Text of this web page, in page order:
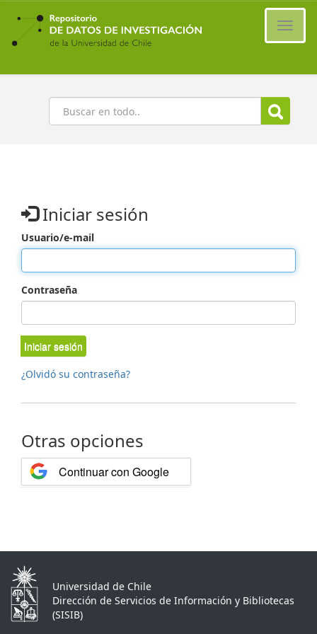
Ir
contenido
principal
Buscar
Iniciar sesión
Usuario/e-mail
Contraseña
Iniciar sesión
¿Olvidó su contraseña?
Otras opciones
Continuar con Google
Universidad de Chile
Dirección de Servicios de Información y Bibliotecas
(SISIB)